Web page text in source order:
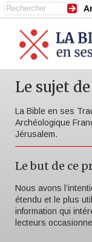
Le sujet
La Bible en ses
Archéologique
Jérusalem.
Le but de ce
Nous avons
étendu et le plus
information qui
lecteurs